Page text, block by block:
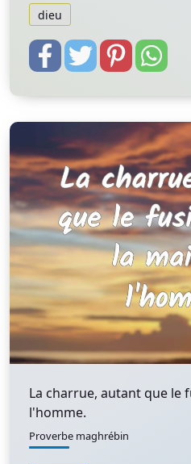
dieu
La charrue, autant que le
l'homme.
Proverbe maghrébin